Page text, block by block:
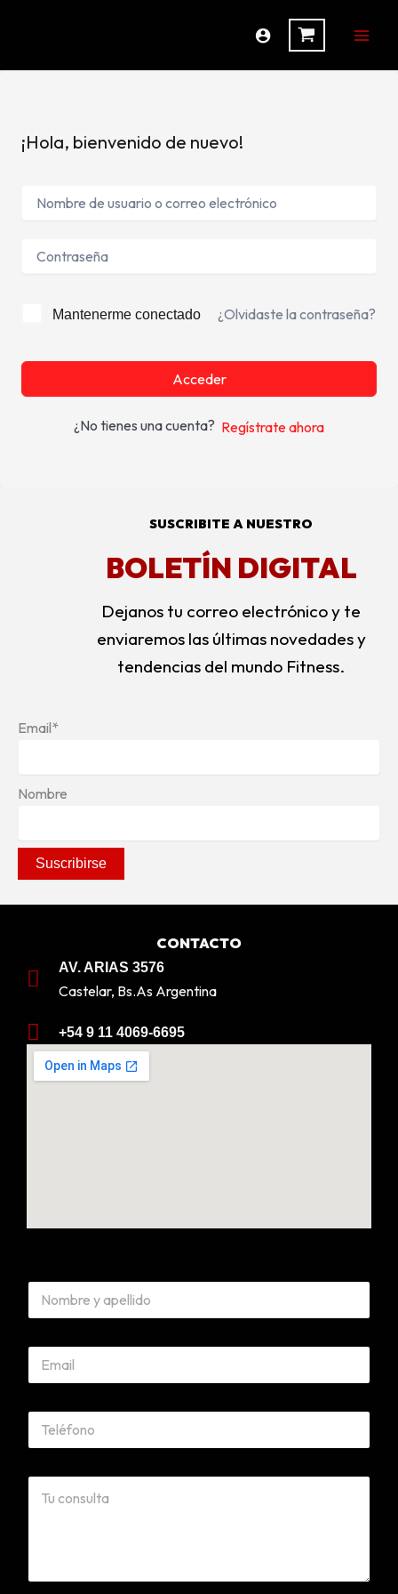
¡Hola, bienvenido de nuevo!
Mantenerme conectado ¿Olvidaste la contraseña?
Acceder
¿No tienes una cuenta? Regístrate ahora
SUSCRIBITE A NUESTRO
BOLETÍN DIGITAL
Dejanos tu correo electrónico y te
enviaremos las últimas novedades y
tendencias del mundo Fitness.
Email*
Nombre
CONTACTO
AV. ARIAS 3576
Castelar, Bs.As Argentina
+54 9 11 4069-6695